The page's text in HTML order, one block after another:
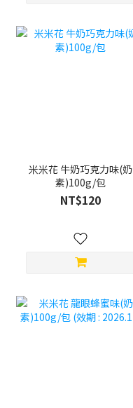
米米花 牛奶巧克力味(奶
素)100g/包
NT$120